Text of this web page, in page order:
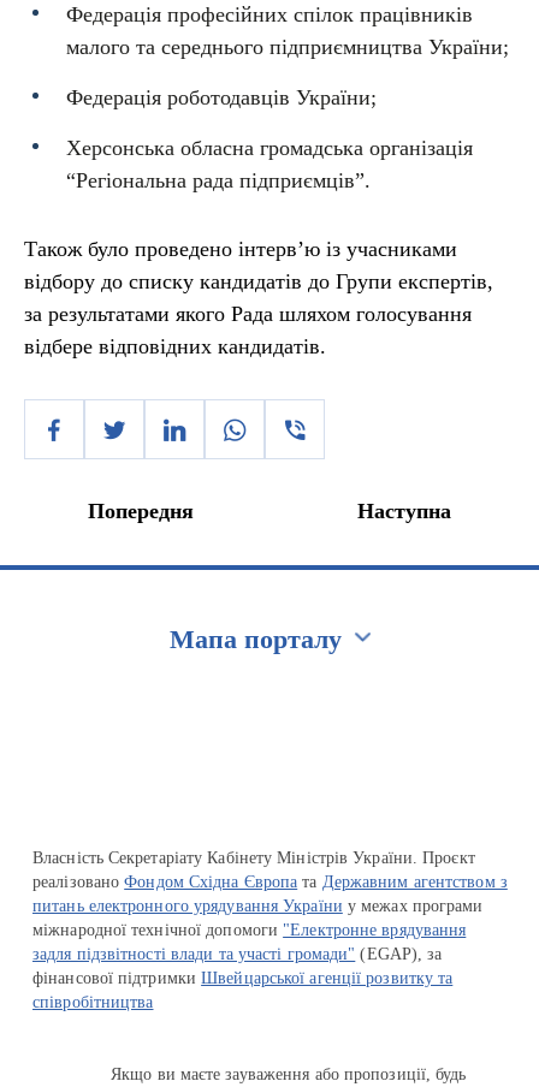
Федерація професійних спілок працівників
малого та середнього підприємництва України;
Федерація роботодавців України;
Херсонська обласна громадська організація
“Регіональна рада підприємців”.
Також було проведено інтерв’ю із учасниками
відбору до списку кандидатів до Групи експертів,
за результатами якого Рада шляхом голосування
відбере відповідних кандидатів.
Попередня Наступна
Мапа порталу
Власність Секретаріату Кабінету Міністрів України. Проєкт
реалізованоФондом Східна Європа та Державним агентством з
питань електронного урядування України у межах програми
міжнародної технічної допомоги "Електронне врядування
задля підзвітності влади та участі громади" (EGAP), за
фінансової підтримкиШвейцарської агенції розвитку та
співробітництва
Якщо ви маєте зауваження або пропозиції, будь